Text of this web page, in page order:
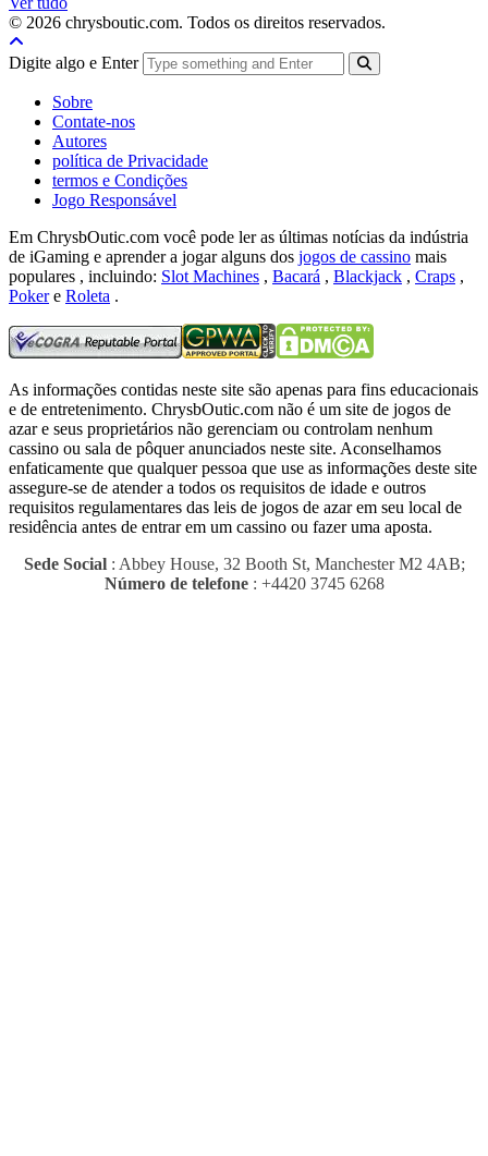
© 2026 chrysboutic.com. Todos os direitos reservados.
Digite algo e Enter
Sobre
Contate-nos
Autores
política de Privacidade
termos e Condições
Jogo Responsável
Em ChrysbOutic.com você pode ler as últimas notícias da indústria
de iGaming e aprender a jogar alguns dos jogos de cassino mais
populares , incluindo: Slot Machines , Bacará , Blackjack , Craps ,
Pokere Roleta .
As informações contidas neste site são apenas para fins educacionais
e de entretenimento. ChrysbOutic.com não é um site de jogos de
azar e seus proprietários não gerenciam ou controlam nenhum
cassino ou sala de pôquer anunciados neste site. Aconselhamos
enfaticamente que qualquer pessoa que use as informações deste site
assegure-se de atender a todos os requisitos de idade e outros
requisitos regulamentares das leis de jogos de azar em seu local de
residência antes de entrar em um cassino ou fazer uma aposta.
Sede Social: Abbey House, 32 Booth St, Manchester M2 4AB;
Número de telefone: +4420 3745 6268